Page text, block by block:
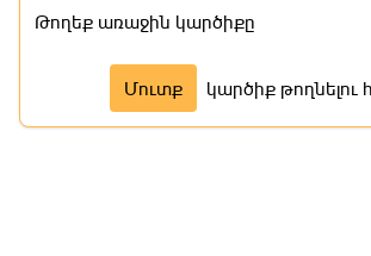
Թողեք առաջին կարծիքը
Մուտք կարծիք թողնելու